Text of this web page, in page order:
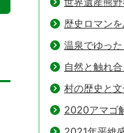
歴史ロマンを
温泉でゆった
自然と触れ合
村の歴史と
2020アマゴ